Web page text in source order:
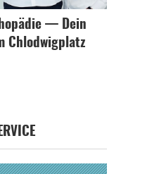
— Dein
Chlodwigplatz